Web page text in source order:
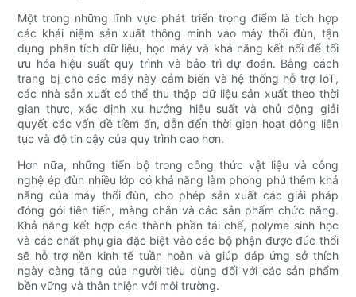
Một trong những lĩnh vực phát triển trọng điểm là tích hợp
các khái niệm sản xuất thông minh vào máy thổi đùn, tận
dụng phân tích dữ liệu, học máy và khả năng kết nối để tối
ưu hóa hiệu suất quy trình và bảo trì dự đoán. Bằng cách
trang bị cho các máy này cảm biến và hệ thống hỗ trợ IoT,
các nhà sản xuất có thể thu thập dữ liệu sản xuất theo thời
gian thực, xác định xu hướng hiệu suất và chủ động giải
quyết các vấn đề tiềm ẩn, dẫn đến thời gian hoạt động liên
tục và độ tin cậy của quy trình cao hơn.
Hơn nữa, những tiến bộ trong công thức vật liệu và công
nghệ ép đùn nhiều lớp có khả năng làm phong phú thêm khả
năng của máy thổi đùn, cho phép sản xuất các giải pháp
đóng gói tiên tiến, màng chắn và các sản phẩm chức năng.
Khả năng kết hợp các thành phần tái chế, polyme sinh học
và các chất phụ gia đặc biệt vào các bộ phận được đúc thổi
sẽ hỗ trợ nền kinh tế tuần hoàn và giúp đáp ứng sở thích
ngày càng tăng của người tiêu dùng đối với các sản phẩm
bền vững và thân thiện với môi trường.